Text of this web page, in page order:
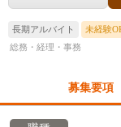
長期アルバイト 未経験
総務・経理・事務
募集要項